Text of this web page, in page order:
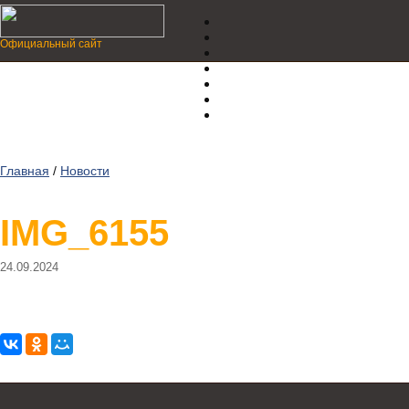
Официальный сайт
Главная / Новости
IMG_6155
24.09.2024